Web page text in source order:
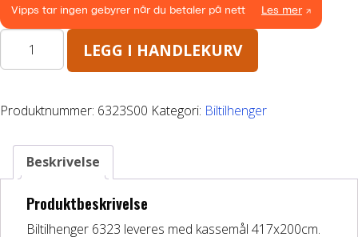
Båthenger
Varehenger
Skaphenger
Maskinhenger
HAGE/SKOG
antall
LEGG I HANDLEKURV
Produktnummer: 6323S00 Kategori: Biltilhenger
Beskrivelse
Produktbeskrivelse
Biltilhenger 6323 leveres med kassemål 417x200cm.